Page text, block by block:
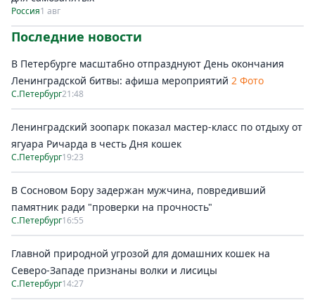
Россия1 авг
Последние новости
В Петербурге масштабно отпразднуют День окончания
Ленинградской битвы: афиша мероприятий 2 Фото
С.Петербург21:48
Ленинградский зоопарк показал мастер-класс по отдыху от
ягуара Ричарда в честь Дня кошек
С.Петербург19:23
В Сосновом Бору задержан мужчина, повредивший
памятник ради "проверки на прочность"
С.Петербург16:55
Главной природной угрозой для домашних кошек на
Северо-Западе признаны волки и лисицы
С.Петербург14:27